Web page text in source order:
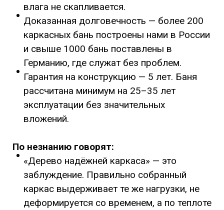
влага не скапливается.
Доказанная долговечность — более 200
каркасных бань построены нами в России
и свыше 1000 бань поставлены в
Германию, где служат без проблем.
Гарантия на конструкцию — 5 лет. Баня
рассчитана минимум на 25–35 лет
эксплуатации без значительных
вложений.
По незнанию говорят:
«Дерево надёжней каркаса» — это
заблуждение. Правильно собранный
каркас выдерживает те же нагрузки, не
деформируется со временем, а по теплоте